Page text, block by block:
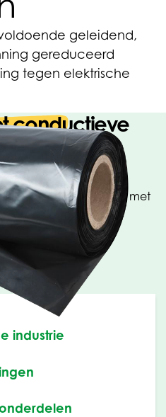
geleidend,
gereduceerd
tegen elektrische
conductieve
elektrische
van producten met
ontworpen met
industrie